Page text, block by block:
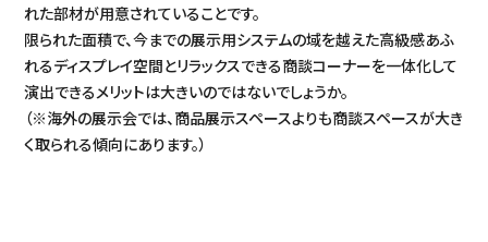
れた部材が用意されていることです。
限られた面積で、今までの展示用システムの域を越えた高級感あふ
れるディスプレイ空間とリラックスできる商談コーナーを一体化して
演出できるメリットは大きいのではないでしょうか。
（※海外の展示会では、商品展示スペースよりも商談スペースが大き
く取られる傾向にあります。）